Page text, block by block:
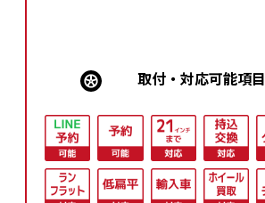
取付・対応可能項⽬